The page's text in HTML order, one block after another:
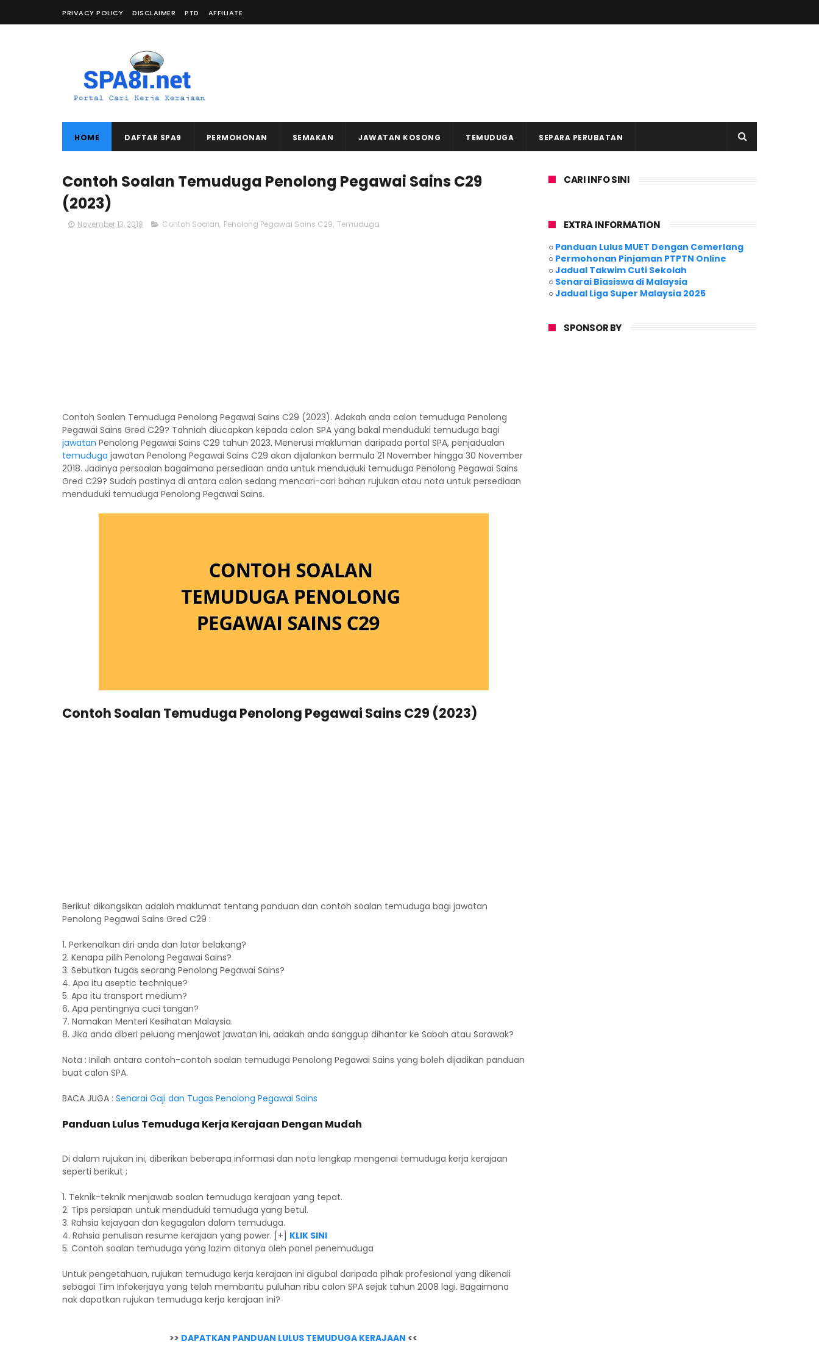
PRIVACY POLICY DISCLAIMER PTD AFFILIATE
HOME DAFTAR SPA9 PERMOHONAN SEMAKAN JAWATAN KOSONG TEMUDUGA SEPARA PERUBATAN
Contoh Soalan Temuduga Penolong Pegawai Sains C29
(2023)
November 13, 2018 Contoh Soalan, Penolong Pegawai Sains C29, Temuduga
Contoh Soalan Temuduga Penolong Pegawai Sains C29 (2023). Adakah anda calon temuduga Penolong
Pegawai Sains Gred C29? Tahniah diucapkan kepada calon SPA yang bakal menduduki temuduga bagi
jawatan Penolong Pegawai Sains C29 tahun 2023. Menerusi makluman daripada portal SPA, penjadualan
temuduga jawatan Penolong Pegawai Sains C29 akan dijalankan bermula 21 November hingga 30 November
2018. Jadinya persoalan bagaimana persediaan anda untuk menduduki temuduga Penolong Pegawai Sains
Gred C29? Sudah pastinya di antara calon sedang mencari-cari bahan rujukan atau nota untuk persediaan
menduduki temuduga Penolong Pegawai Sains.
Contoh Soalan Temuduga Penolong Pegawai Sains C29 (2023)
Berikut dikongsikan adalah maklumat tentang panduan dan contoh soalan temuduga bagi jawatan
Penolong Pegawai Sains Gred C29 :
1. Perkenalkan diri anda dan latar belakang?
2. Kenapa pilih Penolong Pegawai Sains?
3. Sebutkan tugas seorang Penolong Pegawai Sains?
4. Apa itu aseptic technique?
5. Apa itu transport medium?
6. Apa pentingnya cuci tangan?
7. Namakan Menteri Kesihatan Malaysia.
8. Jika anda diberi peluang menjawat jawatan ini, adakah anda sanggup dihantar ke Sabah atau Sarawak?
Nota : Inilah antara contoh-contoh soalan temuduga Penolong Pegawai Sains yang boleh dijadikan panduan
buat calon SPA.
BACA JUGA : Senarai Gaji dan Tugas Penolong Pegawai Sains
Panduan Lulus Temuduga Kerja Kerajaan Dengan Mudah
Di dalam rujukan ini, diberikan beberapa informasi dan nota lengkap mengenai temuduga kerja kerajaan
seperti berikut ;
1. Teknik-teknik menjawab soalan temuduga kerajaan yang tepat.
2. Tips persiapan untuk menduduki temuduga yang betul.
3. Rahsia kejayaan dan kegagalan dalam temuduga.
4. Rahsia penulisan resume kerajaan yang power. [+] KLIK SINI
5. Contoh soalan temuduga yang lazim ditanya oleh panel penemuduga
Untuk pengetahuan, rujukan temuduga kerja kerajaan ini digubal daripada pihak profesional yang dikenali
sebagai Tim Infokerjaya yang telah membantu puluhan ribu calon SPA sejak tahun 2008 lagi. Bagaimana
nak dapatkan rujukan temuduga kerja kerajaan ini?
>> DAPATKAN PANDUAN LULUS TEMUDUGA KERAJAAN <<
CARI INFO SINI
EXTRA INFORMATION
○ Panduan Lulus MUET Dengan Cemerlang
○ Permohonan Pinjaman PTPTN Online
○Jadual Takwim Cuti Sekolah
○ Senarai Biasiswa di Malaysia
○Jadual Liga Super Malaysia 2025
SPONSOR BY